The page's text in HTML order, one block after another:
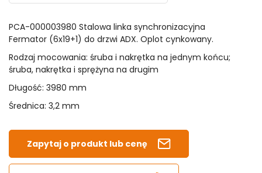
PCA-000003980 Stalowa linka synchronizacyjna
Fermator (6x19+1) do drzwi ADX. Oplot cynkowany.
Rodzaj mocowania: śruba i nakrętka na jednym końcu;
śruba, nakrętka i sprężyna na drugim
Długość: 3980 mm
Średnica: 3,2 mm
Zapytaj o produkt lub cenę